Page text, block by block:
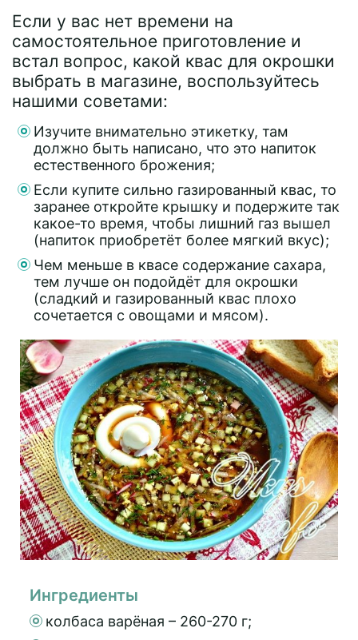
Если у вас нет времени на
самостоятельное приготовление и
встал вопрос, какой квас для окрошки
выбрать в магазине, воспользуйтесь
нашими советами:
Изучите внимательно этикетку, там
должно быть написано, что это напиток
естественного брожения;
Если купите сильно газированный квас, то
заранее откройте крышку и подержите так
какое-то время, чтобы лишний газ вышел
(напиток приобретёт более мягкий вкус);
Чем меньше в квасе содержание сахара,
тем лучше он подойдёт для окрошки
(сладкий и газированный квас плохо
сочетается с овощами и мясом).
Ингредиенты
колбаса варёная – 260-270 г;